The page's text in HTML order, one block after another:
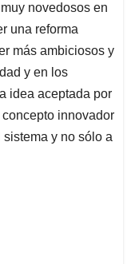
novedosos en
una reforma
más ambiciosos y
y en los
idea aceptada por
innovador
y no sólo a